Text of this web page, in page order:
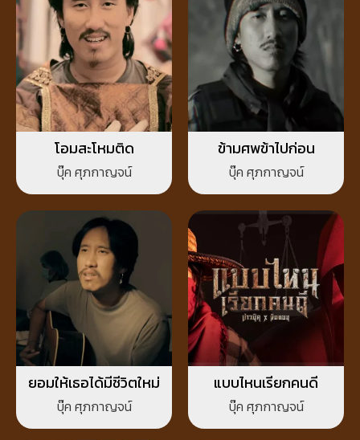
โอมสะโหมติด
บุ๊ค ศุภกาญจน์
ข้ามศพข้าไปก่อน
บุ๊ค ศุภกาญจน์
ยอมให้เธอได้มีชีวิตใหม่
บุ๊ค ศุภกาญจน์
แบบไหนเรียกคนดี
บุ๊ค ศุภกาญจน์